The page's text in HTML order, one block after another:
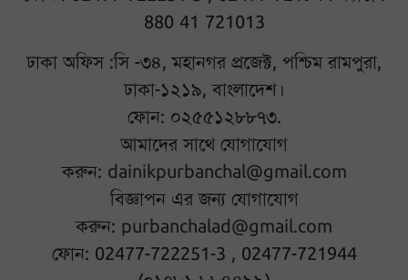
880 41 721013
ঢাকা অফিস :সি -৩৪, মহানগর প্রজেক্ট, পশ্চিম রামপুরা,
ঢাকা-১২১৯, বাংলাদেশ।
ফোন: ০২৫৫১২৮৮৭৩.
আমাদের সাথে যোগাযোগ
করুন: dainikpurbanchal@gmail.com
বিজ্ঞাপন এর জন্য যোগাযোগ
করুন: purbanchalad@gmail.com
ফোন: 02477-722251-3 , 02477-721944